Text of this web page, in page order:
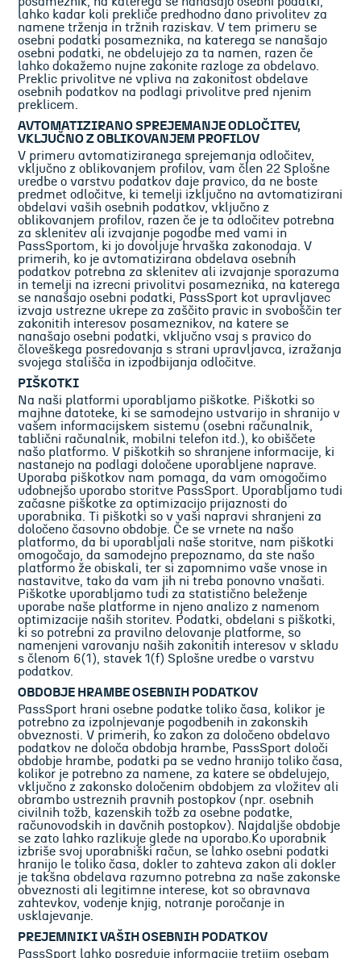
lahko kadar koli prekliče predhodno dano privolitev za
namene trženja in tržnih raziskav. V tem primeru se
osebni podatki posameznika, na katerega se nanašajo
osebni podatki, ne obdelujejo za ta namen, razen če
lahko dokažemo nujne zakonite razloge za obdelavo.
Preklic privolitve ne vpliva na zakonitost obdelave
osebnih podatkov na podlagi privolitve pred njenim
preklicem.
AVTOMATIZIRANO SPREJEMANJE ODLOČITEV,
VKLJUČNO Z OBLIKOVANJEM PROFILOV
V primeru avtomatiziranega sprejemanja odločitev,
vključno z oblikovanjem profilov, vam člen 22 Splošne
uredbe o varstvu podatkov daje pravico, da ne boste
predmet odločitve, ki temelji izključno na avtomatizirani
obdelavi vaših osebnih podatkov, vključno z
oblikovanjem profilov, razen če je ta odločitev potrebna
za sklenitev ali izvajanje pogodbe med vami in
PassSportom, ki jo dovoljuje hrvaška zakonodaja. V
primerih, ko je avtomatizirana obdelava osebnih
podatkov potrebna za sklenitev ali izvajanje sporazuma
in temelji na izrecni privolitvi posameznika, na katerega
se nanašajo osebni podatki, PassSport kot upravljavec
izvaja ustrezne ukrepe za zaščito pravic in svoboščin ter
zakonitih interesov posameznikov, na katere se
nanašajo osebni podatki, vključno vsaj s pravico do
človeškega posredovanja s strani upravljavca, izražanja
svojega stališča in izpodbijanja odločitve.
PIŠKOTKI
Na naši platformi uporabljamo piškotke. Piškotki so
majhne datoteke, ki se samodejno ustvarijo in shranijo v
vašem informacijskem sistemu (osebni računalnik,
tablični računalnik, mobilni telefon itd.), ko obiščete
našo platformo. V piškotkih so shranjene informacije, ki
nastanejo na podlagi določene uporabljene naprave.
Uporaba piškotkov nam pomaga, da vam omogočimo
udobnejšo uporabo storitve PassSport. Uporabljamo tudi
začasne piškotke za optimizacijo prijaznosti do
uporabnika. Ti piškotki so v vaši napravi shranjeni za
določeno časovno obdobje. Če se vrnete na našo
platformo, da bi uporabljali naše storitve, nam piškotki
omogočajo, da samodejno prepoznamo, da ste našo
platformo že obiskali, ter si zapomnimo vaše vnose in
nastavitve, tako da vam jih ni treba ponovno vnašati.
Piškotke uporabljamo tudi za statistično beleženje
uporabe naše platforme in njeno analizo z namenom
optimizacije naših storitev. Podatki, obdelani s piškotki,
ki so potrebni za pravilno delovanje platforme, so
namenjeni varovanju naših zakonitih interesov v skladu
s členom 6(1), stavek 1(f) Splošne uredbe o varstvu
podatkov.
OBDOBJE HRAMBE OSEBNIH PODATKOV
PassSport hrani osebne podatke toliko časa, kolikor je
potrebno za izpolnjevanje pogodbenih in zakonskih
obveznosti. V primerih, ko zakon za določeno obdelavo
podatkov ne določa obdobja hrambe, PassSport določi
obdobje hrambe, podatki pa se vedno hranijo toliko časa,
kolikor je potrebno za namene, za katere se obdelujejo,
vključno z zakonsko določenim obdobjem za vložitev ali
obrambo ustreznih pravnih postopkov (npr. osebnih
civilnih tožb, kazenskih tožb za osebne podatke,
računovodskih in davčnih postopkov). Najdaljše obdobje
se zato lahko razlikuje glede na uporabo.Ko uporabnik
izbriše svoj uporabniški račun, se lahko osebni podatki
hranijo le toliko časa, dokler to zahteva zakon ali dokler
je takšna obdelava razumno potrebna za naše zakonske
obveznosti ali legitimne interese, kot so obravnava
zahtevkov, vodenje knjig, notranje poročanje in
usklajevanje.
PREJEMNIKI VAŠIH OSEBNIH PODATKOV
PassSport lahko posreduje informacije tretjim osebam